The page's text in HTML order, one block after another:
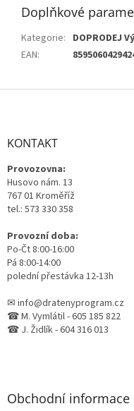
Doplňkové
Kategorie: DOPRODEJ
EAN:
Z
KONTAKT
Provozovna:
Husovo nám. 13
767 01 Kroměříž
tel.: 573 330 358
Provozní doba:
Po-Čt 8:00-16:00
Pá 8:00-14:00
polední přestávka 12-13h
✉ info@dratenyprogram.cz
☎ M. Vymlátil - 605 185 822
☎ J. Židlík - 604 316 013
Obchodní informace